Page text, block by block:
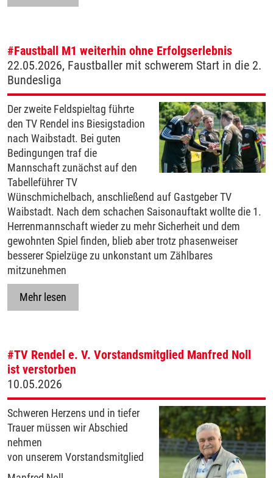
#Faustball M1 weiterhin ohne Erfolgserlebnis
22.05.2026, Faustballer mit schwerem Start in die 2.
Bundesliga
Der zweite Feldspieltag führte
den TV Rendel ins Biesigstadion
nach Waibstadt. Bei guten
Bedingungen traf die
Mannschaft zunächst auf den
Tabelleführer TV
Wünschmichelbach, anschließend auf Gastgeber TV
Waibstadt. Nach dem schachen Saisonauftakt wollte die 1.
Herrenmannschaft wieder zu mehr Sicherheit und dem
gewohnten Spiel finden, blieb aber trotz phasenweiser
besserer Spielzüge zu unkonstant um Zählbares
mitzunehmen
Mehr lesen
#TV Rendel e. V. Vorstandsmitglied Manfred Noll
ist verstorben
10.05.2026
Schweren Herzens und in tiefer
Trauer müssen wir Abschied
nehmen
von unserem Vorstandsmitglied